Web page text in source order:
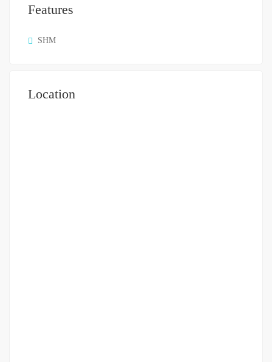
Features
SHM
Location